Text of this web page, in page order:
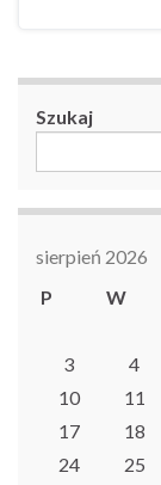
Szukaj
sierpień 2026
P
W
3
4
10
11
17
18
24
25